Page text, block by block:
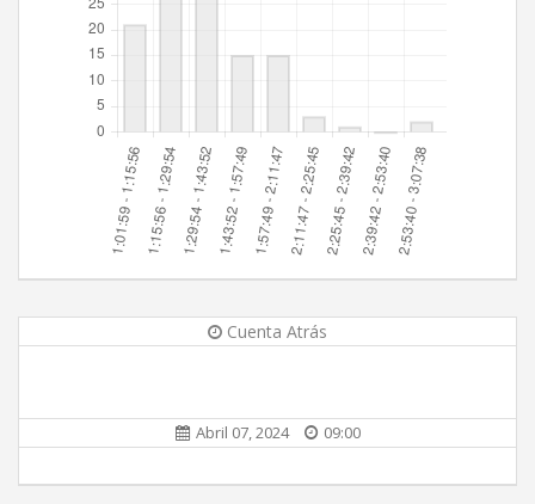
Cuenta Atrás
Abril 07, 2024 09:00